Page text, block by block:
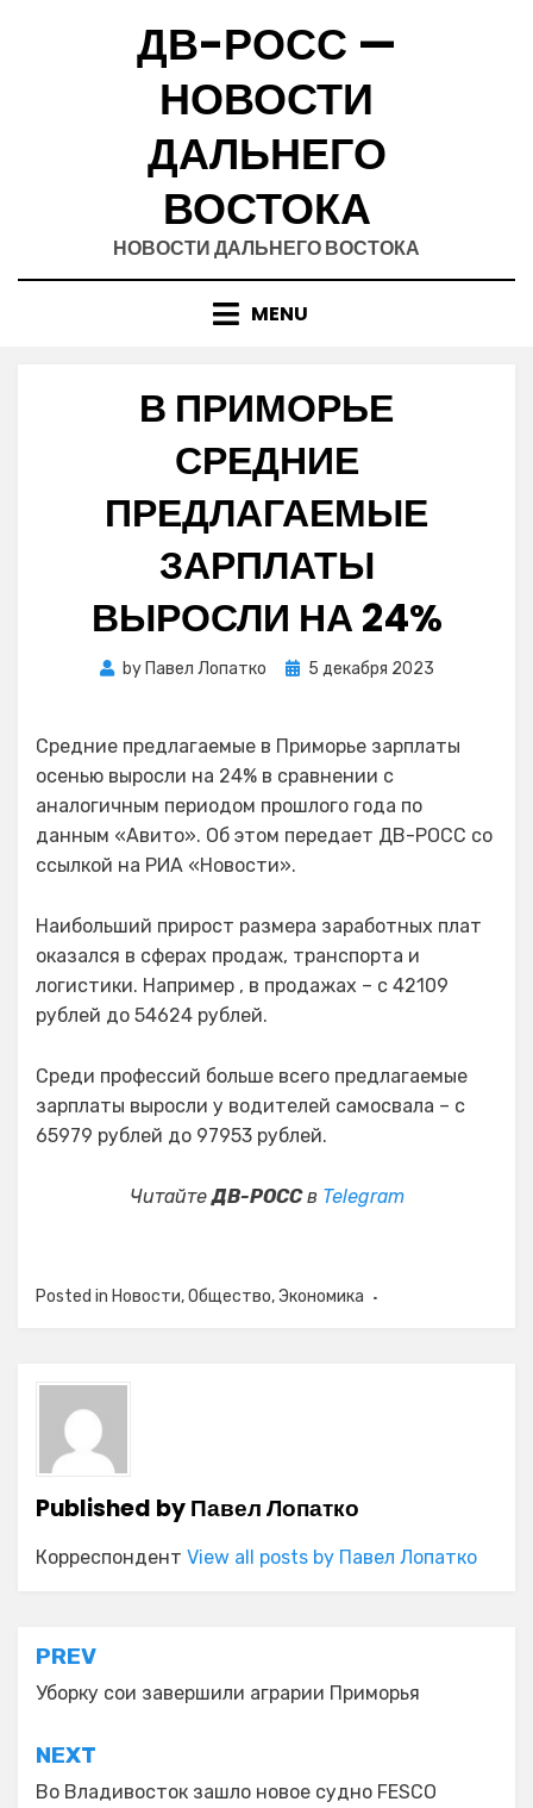
ДВ-РОСС —
НОВОСТИ
ДАЛЬНЕГО
ВОСТОКА
НОВОСТИ ДАЛЬНЕГО ВОСТОКА
MENU
В ПРИМОРЬЕ
СРЕДНИЕ
ПРЕДЛАГАЕМЫЕ
ЗАРПЛАТЫ
ВЫРОСЛИ НА 24%
by Павел Лопатко
Posted
5 декабря 2023
Средние предлагаемые в Приморье зарплаты
осенью выросли на 24% в сравнении с
аналогичным периодом прошлого года по
данным «Авито». Об этом передает ДВ-РОСС со
ссылкой на РИА «Новости».
Наибольший прирост размера заработных плат
оказался в сферах продаж, транспорта и
логистики. Например , в продажах – с 42109
рублей до 54624 рублей.
Среди профессий больше всего предлагаемые
зарплаты выросли у водителей самосвала – с
65979 рублей до 97953 рублей.
ЧитайтеДВ-РОССв Telegram
Posted in Новости,Общество,Экономика
Published byПавел Лопатко
Корреспондент View all posts by Павел Лопатко
Навигация
по
записям
PREV
Уборку сои завершили аграрии Приморья
NEXT
Во Владивосток зашло новое судно FESCO